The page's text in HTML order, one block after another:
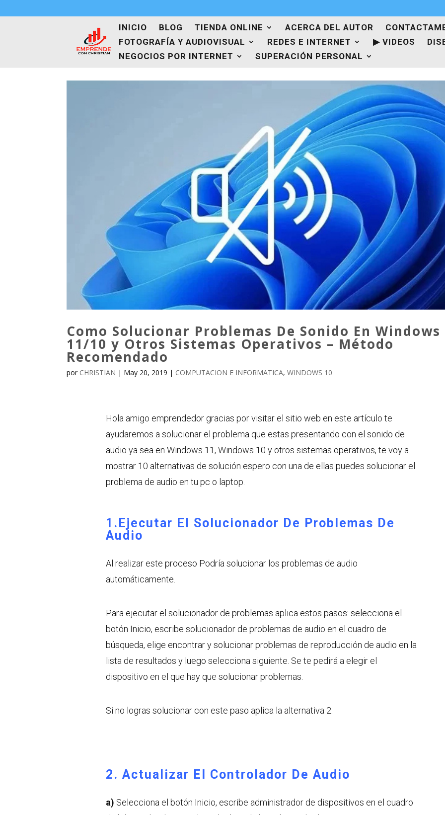
INICIO BLOG TIENDA ONLINE ACERCA DEL AUTOR
FOTOGRAFÍA Y AUDIOVISUAL
REDES E INTERNET ▶ VIDEOS
NEGOCIOS POR INTERNET
SUPERACIÓN PERSONAL
Como Solucionar Problemas De Sonido En Windows
11/10 y Otros Sistemas Operativos – Método
Recomendado
por CHRISTIAN | May 20, 2019 | COMPUTACION E INFORMATICA,WINDOWS 10
Hola amigo emprendedor gracias por visitar el sitio web en este artículo te
ayudaremos a solucionar el problema que estas presentando con el sonido de
audio ya sea en Windows 11, Windows 10 y otros sistemas operativos, te voy a
mostrar 10 alternativas de solución espero con una de ellas puedes solucionar el
problema de audio en tu pc o laptop.
1.Ejecutar El Solucionador De Problemas De
Audio
Al realizar este proceso Podría solucionar los problemas de audio
automáticamente.
Para ejecutar el solucionador de problemas aplica estos pasos: selecciona el
botón Inicio, escribe solucionador de problemas de audio en el cuadro de
búsqueda, elige encontrar y solucionar problemas de reproducción de audio en la
lista de resultados y luego selecciona siguiente. Se te pedirá a elegir el
dispositivo en el que hay que solucionar problemas.
Si no logras solucionar con este paso aplica la alternativa 2.
2. Actualizar El Controlador De Audio
a) Selecciona el botón Inicio, escribe administrador de dispositivos en el cuadro